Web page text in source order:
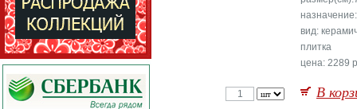
вид:
плитка
цена: 2289
В